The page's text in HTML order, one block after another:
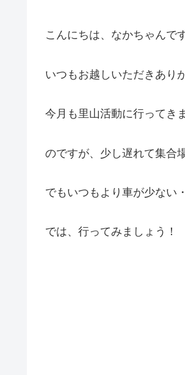
こんにちは、なかちゃんです
いつもお越しいただきあり
今月も里山活動に行ってき
のですが、少し遅れて集合
でもいつもより車が少ない
では、行ってみましょう！